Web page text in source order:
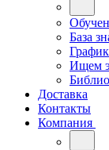
База
Ищем
Доставка
Контакты
Компания